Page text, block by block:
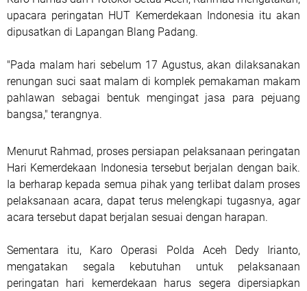
upacara peringatan HUT Kemerdekaan Indonesia itu akan
dipusatkan di Lapangan Blang Padang.
"Pada malam hari sebelum 17 Agustus, akan dilaksanakan
renungan suci saat malam di komplek pemakaman makam
pahlawan sebagai bentuk mengingat jasa para pejuang
bangsa," terangnya.
Menurut Rahmad, proses persiapan pelaksanaan peringatan
Hari Kemerdekaan Indonesia tersebut berjalan dengan baik.
Ia berharap kepada semua pihak yang terlibat dalam proses
pelaksanaan acara, dapat terus melengkapi tugasnya, agar
acara tersebut dapat berjalan sesuai dengan harapan.
Sementara itu, Karo Operasi Polda Aceh Dedy Irianto,
mengatakan segala kebutuhan untuk pelaksanaan
peringatan hari kemerdekaan harus segera dipersiapkan